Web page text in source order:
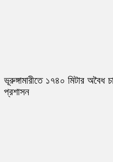
ভূরুঙ্গামারীতে ১৭৪০ মিটার অবৈধ
প্রশাসন